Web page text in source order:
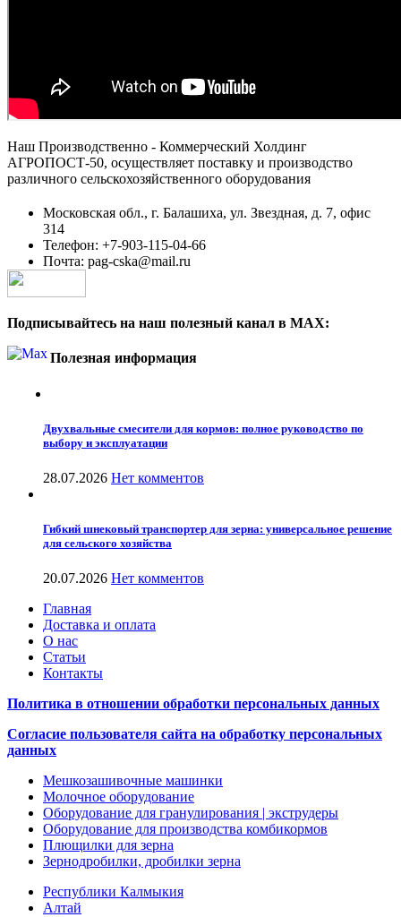
Наш Производственно - Коммерческий Холдинг
АГРОПОСТ-50, осуществляет поставку и производство
различного сельскохозяйственного оборудования
Московская обл., г. Балашиха, ул. Звездная, д. 7, офис
314
Телефон: +7-903-115-04-66
Почта: pag-cska@mail.ru
Подписывайтесь на наш полезный канал в MAX:
Полезная информация
Двухвальные смесители для кормов: полное руководство по
выбору и эксплуатации
28.07.2026 Нет комментов
Гибкий шнековый транспортер для зерна: универсальное решение
для сельского хозяйства
20.07.2026 Нет комментов
Главная
Доставка и оплата
О нас
Статьи
Контакты
Политика в отношении обработки персональных данных
Согласие пользователя сайта на обработку персональных
данных
Мешкозашивочные машинки
Молочное оборудование
Оборудование для гранулирования | экструдеры
Оборудование для производства комбикормов
Плющилки для зерна
Зернодробилки, дробилки зерна
Республики Калмыкия
Алтай